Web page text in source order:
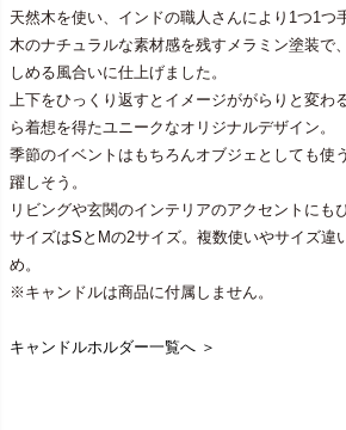
天然木を使い、インドの職人さんにより1つ1つ
木のナチュラルな素材感を残すメラミン塗装で
しめる風合いに仕上げました。
上下をひっくり返すとイメージががらりと変わ
ら着想を得たユニークなオリジナルデザイン。
季節のイベントはもちろんオブジェとしても使
躍しそう。
リビングや玄関のインテリアのアクセントにも
サイズはS とMの2サイズ。複数使いやサイズ違
め。
※キャンドルは商品に付属しません。
キャンドルホルダー一覧へ ＞